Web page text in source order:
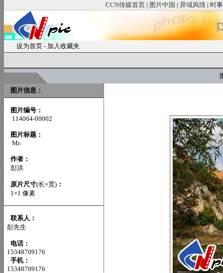
CCN传媒首页 | 图片中国 | 异域风情 | 时
设为首页 - 加入收藏夹
图片信息：
图片编号：
114064-00002
图片标题：
Mr.
作者：
彭洪
原片尺寸(长×宽) ：
1×1 像素
联系人：
彭先生
电话：
15348709176
手机：
15348709176